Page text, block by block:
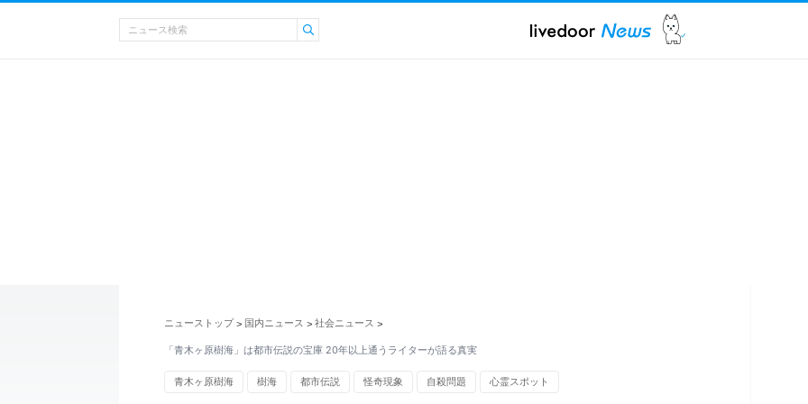
ニューストップ > 国内ニュース > 社会ニュース >
「青木ヶ原樹海」は都市伝説の宝庫 20年以上通うライターが語る真実
青木ヶ原樹海 樹海 都市伝説 怪奇現象 自殺問題 心霊スポット